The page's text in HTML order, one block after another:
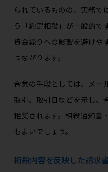
られているものの、実務で
う「約定相殺」が一般的で
資金繰りへの影響を避けや
つながります。
合意の手段としては、メー
取引、取引日などを示し、
推奨されます。相殺通知書
もよいでしょう。
相殺内容を反映した請求